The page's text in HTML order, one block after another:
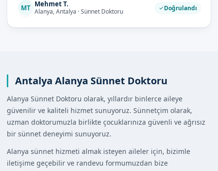
MT Mehmet T.
Alanya, Antalya · Sünnet Doktoru Doğrulandı
Antalya Alanya Sünnet Doktoru
Alanya Sünnet Doktoru olarak, yıllardır binlerce aileye
güvenilir ve kaliteli hizmet sunuyoruz. Sünnetçim olarak,
uzman doktorumuzla birlikte çocuklarınıza güvenli ve ağrısız
bir sünnet deneyimi sunuyoruz.
Alanya sünnet hizmeti almak isteyen aileler için, bizimle
iletişime geçebilir ve randevu formumuzdan bize